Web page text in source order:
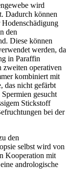
wird
Dadurch können
den
Diese können
werden, da
in Paraffin
zweiten operativen
kombiniert mit
das nicht gefärbt
gesucht
Stickstoff
bei der
den
selbst wird von
Kooperation mit
andrologische